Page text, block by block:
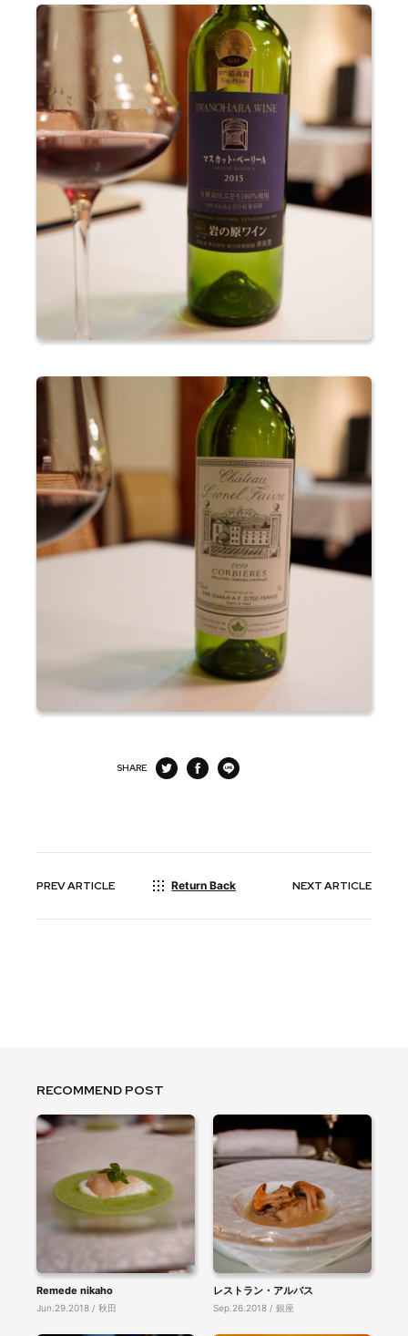
SHARE
PREVARTICLE Return Back NEXTARTICLE
RECOMMEND POST
Remede nikaho
Jun.29.2018 / 秋田
レストラン・アルバス
Sep.26.2018 / 銀座